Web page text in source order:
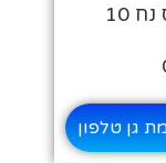
10
גן טלפון